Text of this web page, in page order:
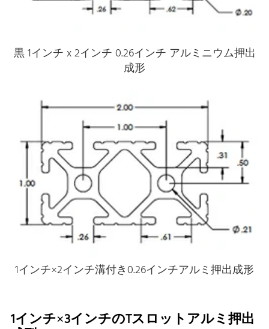
黒 1インチ x 2インチ 0.26インチ アルミニウム押出
成形
1インチ×2インチ溝付き0.26インチアルミ押出成形
1インチ×3インチのTスロットアルミ押出